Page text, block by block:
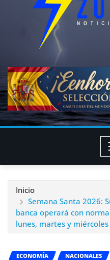
Inicio
Semana Santa 2026:
banca operará con
lunes, martes y miércoles
ECONOMÍA NACIONALES